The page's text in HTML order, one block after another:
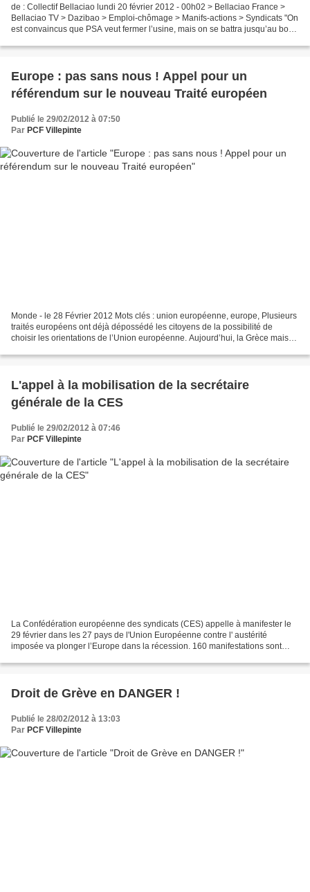
de : Collectif Bellaciao lundi 20 février 2012 - 00h02 > Bellaciao France >
Bellaciao TV > Dazibao > Emploi-chômage > Manifs-actions > Syndicats "On
est convaincus que PSA veut fermer l’usine, mais on se battra jusqu’au bout,
Europe : pas sans nous ! Appel pour un
référendum sur le nouveau Traité européen
Publié le 29/02/2012 à 07:50
Par PCF Villepinte
Monde - le 28 Février 2012 Mots clés : union européenne, europe, Plusieurs
traités européens ont déjà dépossédé les citoyens de la possibilité de
choisir les orientations de l’Union européenne. Aujourd’hui, la Grèce mais
L'appel à la mobilisation de la secrétaire
générale de la CES
Publié le 29/02/2012 à 07:46
Par PCF Villepinte
La Confédération européenne des syndicats (CES) appelle à manifester le
29 février dans les 27 pays de l'Union Européenne contre l' austérité
imposée va plonger l’Europe dans la récession. 160 manifestations sont
Droit de Grève en DANGER !
Publié le 28/02/2012 à 13:03
Par PCF Villepinte